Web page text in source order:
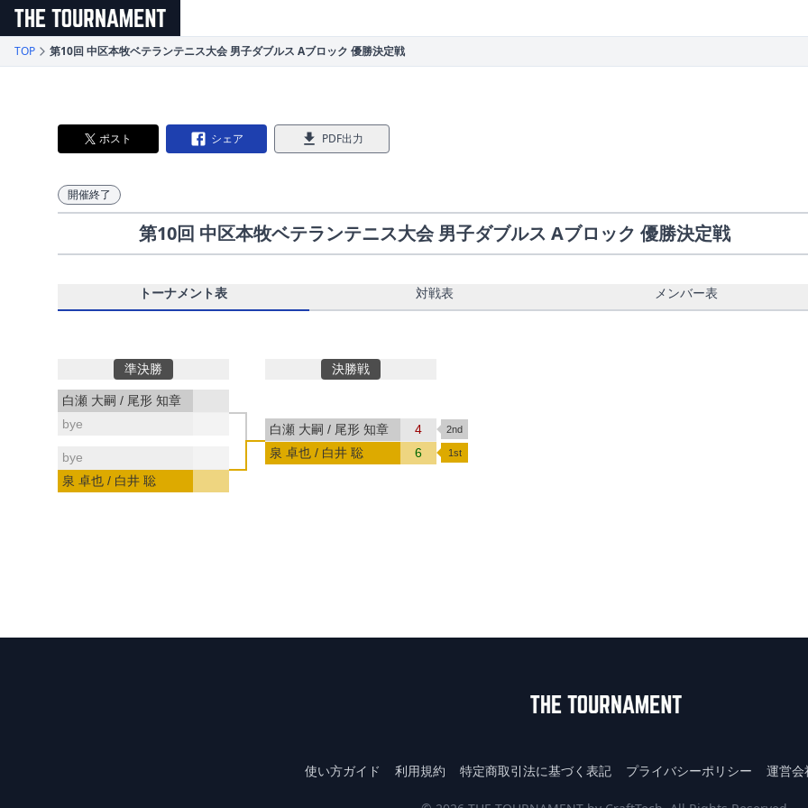
メインコンテンツへスキップ
TOP 第10回 中区本牧ベテランテニス大会 男子ダブルス Aブロック 優勝決定戦
ポスト シェア PDF出力
開催終了
第10回 中区本牧ベテランテニス大会 男子ダブルス Aブロック 優勝決定戦
トーナメント表 対戦表 メンバー表
準決勝 決勝戦
白瀬 大嗣 / 尾形 知章
bye
bye
泉 卓也 / 白井 聡
白瀬 大嗣 / 尾形 知章
4
泉 卓也 / 白井 聡
6
使い方ガイド 利用規約 特定商取引法に基づく表記 プライバシーポリシー 運営会